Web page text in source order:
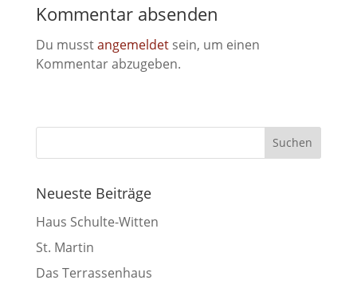
Kommentar absenden
Du musstangemeldetsein, um einen
Kommentar abzugeben.
Neueste Beiträge
Haus Schulte-Witten
St. Martin
Das Terrassenhaus